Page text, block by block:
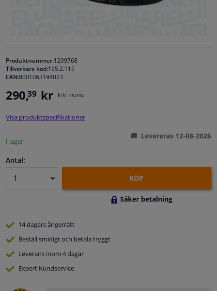
Bilvård & Tillbehör
Verkstad & Verktyg
Husbil, motorcykel, cykel & båt
Sensorer & Elsystem
Produktnummer:1299768
Tillverkare kod:195.2.115
EAN:8001063194073
290,39 kr Inkl moms
Visa produktspecifikationer
I lager
Levereras 12-08-2026
Antal:
KÖP
Säker betalning
14 dagarsångerrätt
Beställ smidigt och betala tryggt
Leverans inom 4 dagar
Expert Kundservice